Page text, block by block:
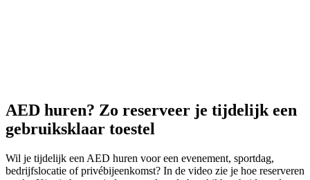
AED huren? Zo reserveer je tijdelijk een
gebruiksklaar toestel
Wil je tijdelijk een AED huren voor een evenement, sportdag,
bedrijfslocatie of privébijeenkomst? In de video zie je hoe reserveren